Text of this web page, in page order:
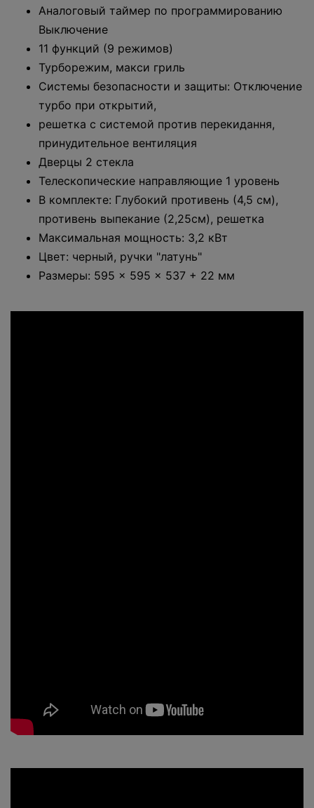
Аналоговый таймер по программированию
Выключение
11 функций (9 режимов)
Турборежим, макси гриль
Системы безопасности и защиты: Отключение
турбо при открытий,
решетка с системой против перекидання,
принудительное вентиляция
Дверцы 2 стекла
Телескопические направляющие 1 уровень
В комплекте: Глубокий противень (4,5 см),
противень выпекание (2,25см), решетка
Максимальная мощность: 3,2 кВт
Цвет: черный, ручки "латунь"
Размеры: 595 × 595 × 537 + 22 мм